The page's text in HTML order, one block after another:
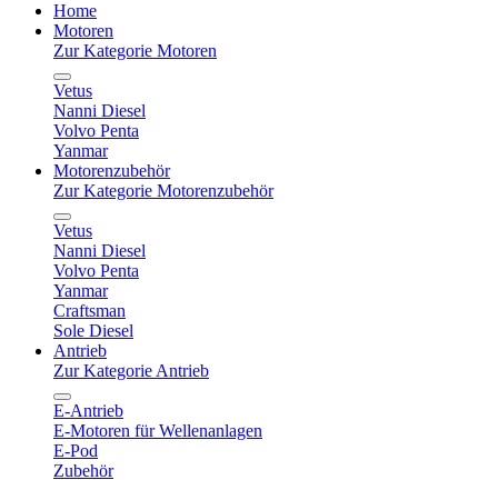
Home
Motoren
Zur Kategorie Motoren
Vetus
Nanni Diesel
Volvo Penta
Yanmar
Motorenzubehör
Zur Kategorie Motorenzubehör
Vetus
Nanni Diesel
Volvo Penta
Yanmar
Craftsman
Sole Diesel
Antrieb
Zur Kategorie Antrieb
E-Antrieb
E-Motoren für Wellenanlagen
E-Pod
Zubehör